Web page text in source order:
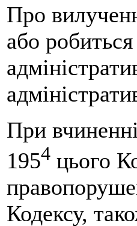
Про
або
При
1954 цього
Кодексу,